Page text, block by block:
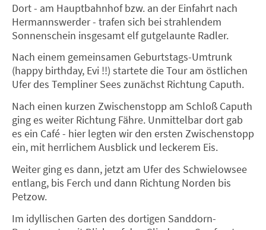
Dort - am Hauptbahnhof bzw. an der Einfahrt nach
Hermannswerder - trafen sich bei strahlendem
Sonnenschein insgesamt elf gutgelaunte Radler.
Nach einem gemeinsamen Geburtstags-Umtrunk
(happy birthday, Evi !!) startete die Tour am östlichen
Ufer des Templiner Sees zunächst Richtung Caputh.
Nach einen kurzen Zwischenstopp am Schloß Caputh
ging es weiter Richtung Fähre. Unmittelbar dort gab
es ein Café - hier legten wir den ersten Zwischenstopp
ein, mit herrlichem Ausblick und leckerem Eis.
Weiter ging es dann, jetzt am Ufer des Schwielowsee
entlang, bis Ferch und dann Richtung Norden bis
Petzow.
Im idyllischen Garten des dortigen Sanddorn-